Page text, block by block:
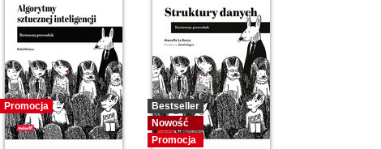
Promocja
Bestseller
Nowość
Promocja